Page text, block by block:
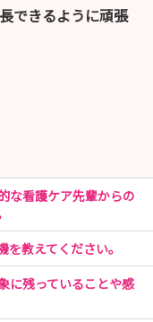
できるように頑張
な看護ケア先輩からの
教えてください。
に残っていることや感